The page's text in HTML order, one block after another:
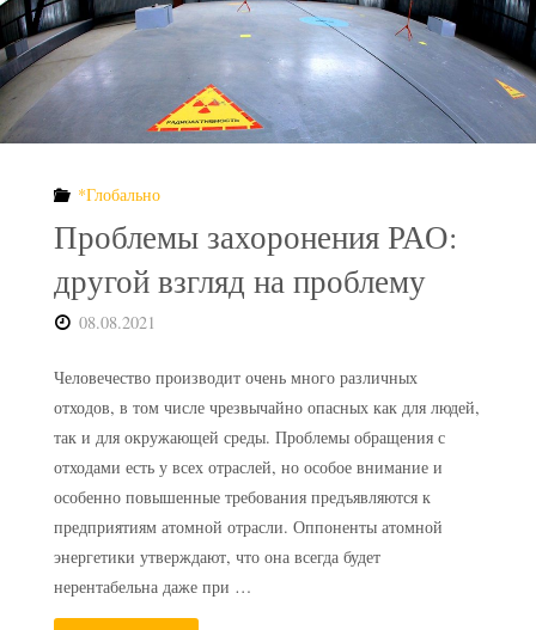
*Глобально
Проблемы захоронения РАО:
другой взгляд на проблему
08.08.2021
Человечество производит очень много различных
отходов, в том числе чрезвычайно опасных как для людей,
так и для окружающей среды. Проблемы обращения с
отходами есть у всех отраслей, но особое внимание и
особенно повышенные требования предъявляются к
предприятиям атомной отрасли. Оппоненты атомной
энергетики утверждают, что она всегда будет
нерентабельна даже при …